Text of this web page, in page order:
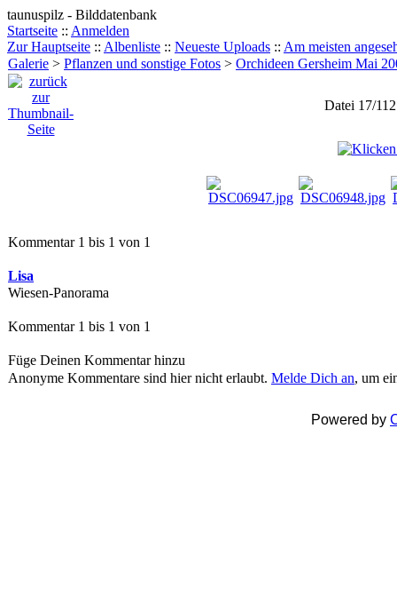
taunuspilz - Bilddatenbank
Startseite :: Anmelden
Zur Hauptseite :: Albenliste :: Neueste Uploads :: Am meisten
Galerie > Pflanzen und sonstige Fotos > Orchideen Gersheim Mai
Datei 17/112
Kommentar 1 bis 1 von 1
Lisa
Wiesen-Panorama
Kommentar 1 bis 1 von 1
Füge Deinen Kommentar hinzu
Anonyme Kommentare sind hier nicht erlaubt. Melde Dich an, um
Powered by